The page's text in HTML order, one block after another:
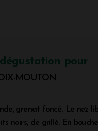
pour
MOUTON
grenat foncé. Le nez
noirs, de grillé. En